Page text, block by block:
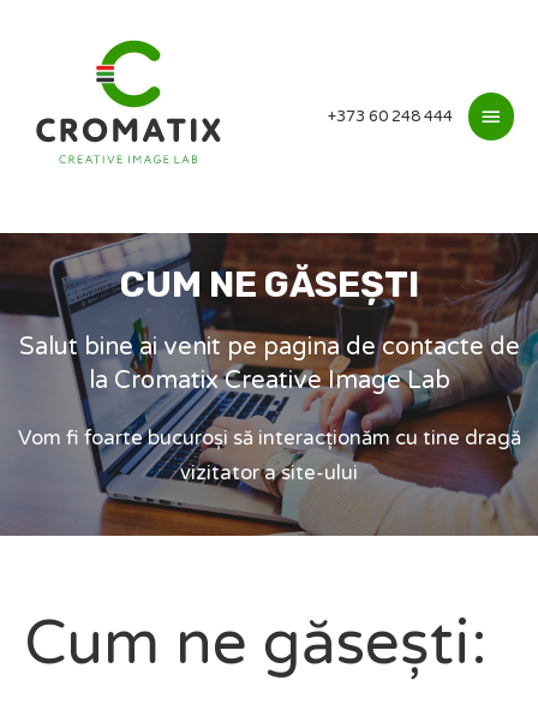
+373 60 248 444
CUM NE GĂSEȘTI
Salut bine ai venit pe pagina de contacte de
la Cromatix Creative Image Lab
Vom fi foarte bucuroși să interacționăm cu tine dragă
vizitator a site-ului
Cum ne găsești: